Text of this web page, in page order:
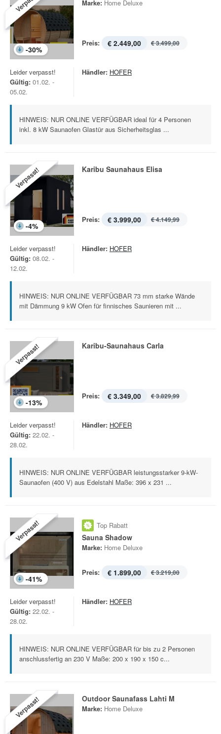
-30%
Marke: Home Deluxe
Preis: € 2.449,00 € 3.499,00
Leider verpasst!
Gültig: 01.02. -
05.02.
Händler: HOFER
HINWEIS: NUR ONLINE VERFÜGBAR ideal für 4 Personen
inkl. 8 kW Saunaofen Glastür aus Sicherheitsglas ...
Verpasst!
-4%
Karibu Saunahaus Elisa
Preis: € 3.999,00 € 4.149,99
Leider verpasst!
Gültig: 08.02. -
12.02.
Händler: HOFER
HINWEIS: NUR ONLINE VERFÜGBAR 73 mm starke Wände
mit Dämmung 9 kW Ofen für finnisches Saunieren mit ...
Verpasst!
-13%
Karibu-Saunahaus Carla
Preis: € 3.349,00 € 3.829,99
Leider verpasst!
Gültig: 22.02. -
28.02.
Händler: HOFER
HINWEIS: NUR ONLINE VERFÜGBAR leistungsstarker 9-kW-
Saunaofen (400 V) aus Edelstahl Maße: 396 x 231 ...
Verpasst!
-41%
Top Rabatt
Sauna Shadow
Marke: Home Deluxe
Preis: € 1.899,00 € 3.219,00
Leider verpasst!
Gültig: 22.02. -
28.02.
Händler: HOFER
HINWEIS: NUR ONLINE VERFÜGBAR für bis zu 2 Personen
anschlussfertig an 230 V Maße: 200 x 190 x 150 c...
Verpasst! Outdoor Saunafass Lahti M
Marke: Home Deluxe